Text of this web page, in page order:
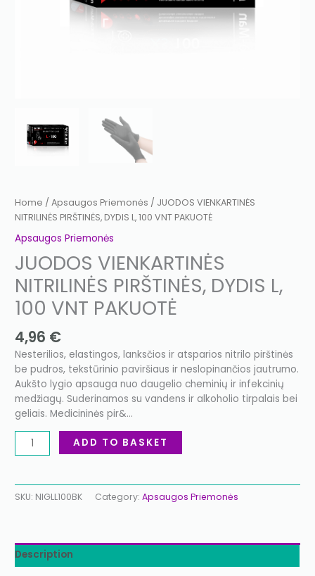
Home /Apsaugos Priemonės / JUODOS VIENKARTINĖS
NITRILINĖS PIRŠTINĖS, DYDIS L, 100 VNT PAKUOTĖ
Apsaugos Priemonės
JUODOS VIENKARTINĖS
NITRILINĖS PIRŠTINĖS, DYDIS L,
100 VNT PAKUOTĖ
4,96 €
Nesterilios, elastingos, lanksčios ir atsparios nitrilo pirštinės
be pudros, tekstūrinio paviršiaus ir neslopinančios jautrumo.
Aukšto lygio apsauga nuo daugelio cheminių ir infekcinių
medžiagų. Suderinamos su vandens ir alkoholio tirpalais bei
geliais. Medicininės pir&…
ADD TO BASKET
SKU: NIGLL100BK Category:Apsaugos Priemonės
Description